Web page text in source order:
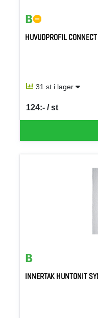
HUVUDPROFIL
31 st i lager
124:- / st
SEK per ST
INNERTAK HUNTONIT